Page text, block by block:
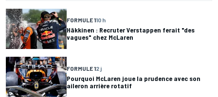
FORMULE 110 h
Häkkinen : Recruter Verstappen ferait "des
vagues" chez McLaren
FORMULE 12 j
Pourquoi McLaren joue la prudence avec son
aileron arrière rotatif